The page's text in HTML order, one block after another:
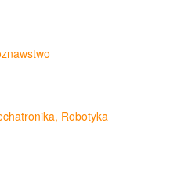
Robotyka